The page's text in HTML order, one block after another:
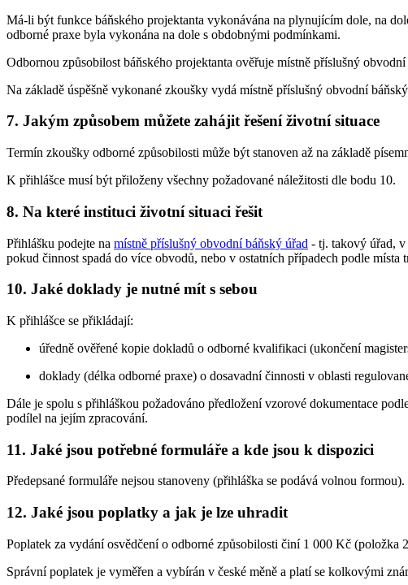
Má-li být funkce báňského projektanta vykonávána na plynujícím dole, na
odborné praxe byla vykonána na dole s obdobnými podmínkami.
Odbornou způsobilost báňského projektanta ověřuje místně příslušný
Na základě úspěšně vykonané zkoušky vydá místně příslušný obvodní
7. Jakým způsobem můžete zahájit řešení životní situace
Termín zkoušky odborné způsobilosti může být stanoven až na základě
K přihlášce musí být přiloženy všechny požadované náležitosti dle bodu 10.
8. Na které instituci životní situaci řešit
Přihlášku podejte na místně příslušný obvodní báňský úřad - tj. takový úřad, v
pokud činnost spadá do více obvodů, nebo v ostatních případech podle místa
10. Jaké doklady je nutné mít s sebou
K přihlášce se přikládají:
úředně ověřené kopie dokladů o odborné kvalifikaci (ukončení
doklady (délka odborné praxe) o dosavadní činnosti v oblasti
Dále je spolu s přihláškou požadováno předložení vzorové dokumentace
podílel na jejím zpracování.
11. Jaké jsou potřebné formuláře a kde jsou k dispozici
Předepsané formuláře nejsou stanoveny (přihláška se podává volnou formou).
12. Jaké jsou poplatky a jak je lze uhradit
Poplatek za vydání osvědčení o odborné způsobilosti činí 1 000 Kč
Správní poplatek je vyměřen a vybírán v české měně a platí se kolkovými